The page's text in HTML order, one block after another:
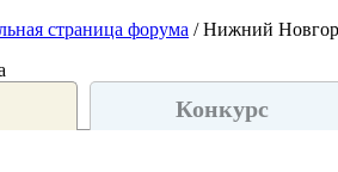
страница форума / Нижний
Конкурс